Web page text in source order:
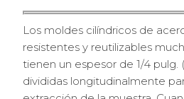
Los moldes cilíndricos de
resistentes y reutilizables
tienen un espesor de 1/4 pulg.
divididas longitudinalmente